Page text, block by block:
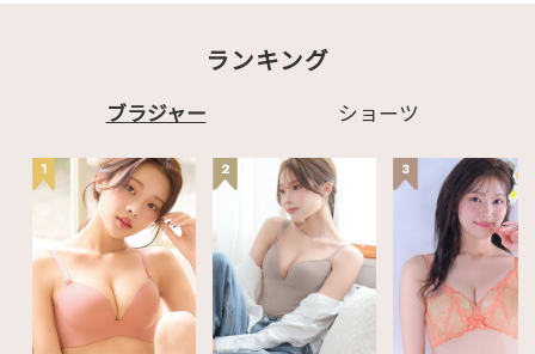
ランキング
ブラジャー ショーツ
1 2 3